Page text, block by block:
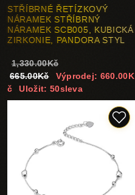
STŘÍBRNÉ ŘETÍZKOVÝ
NÁRAMEK STŘÍBRNÝ
NÁRAMEK SCB005, KUBICKÁ
ZIRKONIE, PANDORA STYL
1,330.00Kč
665.00Kč
Výprodej: 660.00K
č
Uložit: 50sleva